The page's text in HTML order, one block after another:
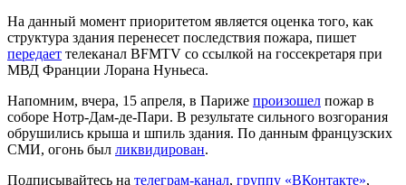
На данный момент приоритетом является оценка того, как
структура здания перенесет последствия пожара, пишет
передает телеканал BFMTV со ссылкой на госсекретаря при
МВД Франции Лорана Нуньеса.
Напомним, вчера, 15 апреля, в Париже произошел пожар в
соборе Нотр-Дам-де-Пари. В результате сильного возгорания
обрушились крыша и шпиль здания. По данным французских
СМИ, огонь был ликвидирован.
Подписывайтесь на телеграм-канал, группу «ВКонтакте»,